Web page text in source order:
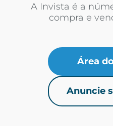
A Invista é a
compra e
Área
Anuncie